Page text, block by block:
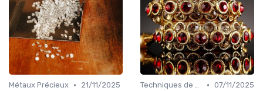
Métaux Précieux •
21/11/2025
Techniques de Taille et de Sertissage • 07/11/2025